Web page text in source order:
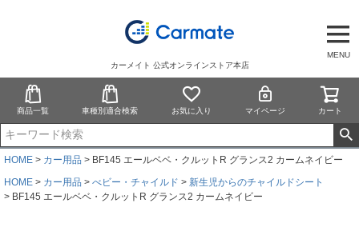
MENU
カーメイト 公式オンラインストア本店
商品一覧 車種別適合検索 お気に入り マイページ カート
HOME カー用品
BF145 エールベベ・クルットR グランス2 カームネイビー
HOME
カー用品 べビー・チャイルド
新生児からのチャイルドシート
BF145 エールベベ・クルットR グランス2 カームネイビー